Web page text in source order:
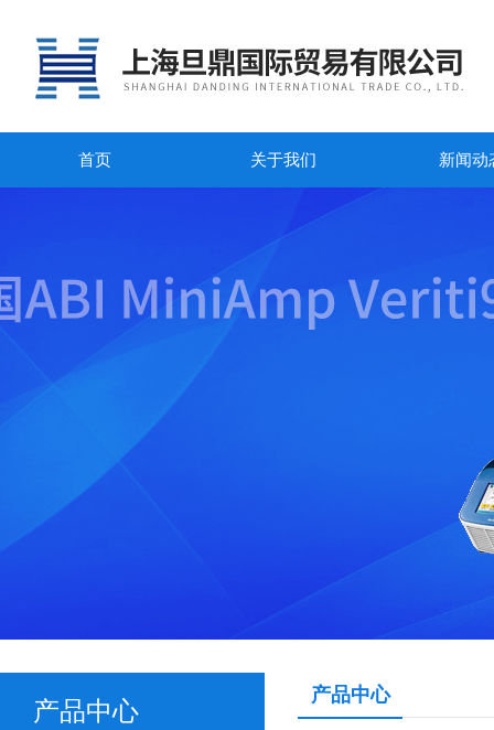
首页 关于我们 新闻动
产品中心
产品中心